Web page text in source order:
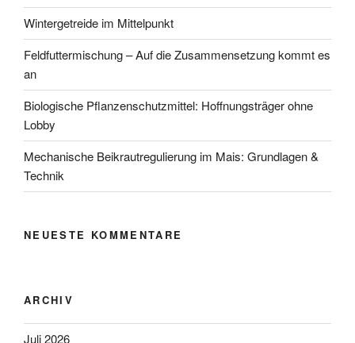
Wintergetreide im Mittelpunkt
Feldfuttermischung – Auf die Zusammensetzung kommt es
an
Biologische Pflanzen­schutzmittel: Hoffnungs­träger ohne
Lobby
Mechanische Beikrautregulierung im Mais: Grundlagen &
Technik
NEUESTE KOMMENTARE
ARCHIV
Juli 2026